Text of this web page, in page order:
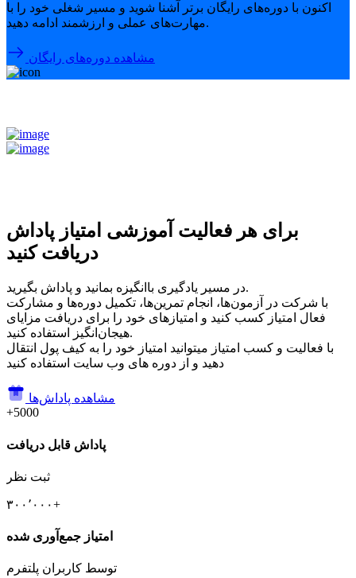
اکنون با دوره‌های رایگان برتر آشنا شوید و مسیر شغلی خود را با
مهارت‌های عملی و ارزشمند ادامه دهید.
مشاهده دوره‌های رایگان
برای هر فعالیت آموزشی امتیاز پاداش
دریافت کنید
در مسیر یادگیری باانگیزه بمانید و پاداش بگیرید.
با شرکت در آزمون‌ها، انجام تمرین‌ها، تکمیل دوره‌ها و مشارکت
فعال امتیاز کسب کنید و امتیازهای خود را برای دریافت مزایای
هیجان‌انگیز استفاده کنید.
با فعالیت و کسب امتیاز میتوانید امتیاز خود را به کیف پول انتقال
دهید و از دوره های وب سایت استفاده کنید
مشاهده پاداش‌ها
+5000
پاداش قابل دریافت
ثبت نظر
۳۰۰٬۰۰۰+
امتیاز جمع‌آوری شده
توسط کاربران پلتفرم